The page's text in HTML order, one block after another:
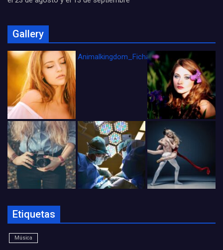
Gallery
Animalkingdom_FichaCine
Etiquetas
Música